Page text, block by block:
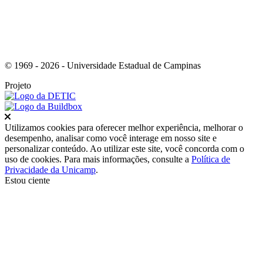
© 1969 - 2026 - Universidade Estadual de Campinas
Projeto
Fechar
Utilizamos cookies para oferecer melhor experiência, melhorar o
desempenho, analisar como você interage em nosso site e
personalizar conteúdo. Ao utilizar este site, você concorda com o
uso de cookies. Para mais informações, consulte a Política de
Privacidade da Unicamp.
Estou ciente